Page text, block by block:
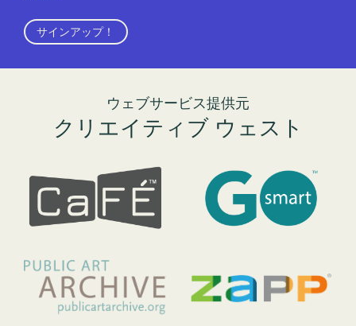
サインアップ！
ウェブサービス提供元
クリエイティブ ウェスト